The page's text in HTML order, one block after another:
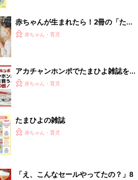
赤ちゃんが生まれたら！2冊の「たま
ひよ」
赤ちゃん・育児
アカチャンホンポでたまひよ雑誌を買
うとポイント10倍【期間限定】
赤ちゃん・育児
たまひよの雑誌
赤ちゃん・育児
「え、こんなセールやってたの？」8